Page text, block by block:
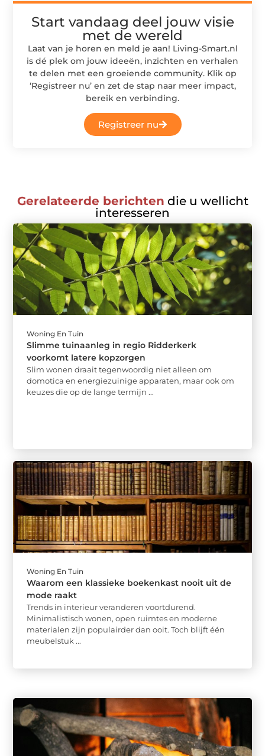
Start vandaag deel jouw visie
met de wereld
Laat van je horen en meld je aan! Living-Smart.nl
is dé plek om jouw ideeën, inzichten en verhalen
te delen met een groeiende community. Klik op
‘Registreer nu’ en zet de stap naar meer impact,
bereik en verbinding.
Registreer nu
Gerelateerde berichten die u wellicht
interesseren
Woning En Tuin
Slimme tuinaanleg in regio Ridderkerk
voorkomt latere kopzorgen
Slim wonen draait tegenwoordig niet alleen om
domotica en energiezuinige apparaten, maar ook om
keuzes die op de lange termijn ...
Woning En Tuin
Waarom een klassieke boekenkast nooit uit de
mode raakt
Trends in interieur veranderen voortdurend.
Minimalistisch wonen, open ruimtes en moderne
materialen zijn populairder dan ooit. Toch blijft één
meubelstuk ...